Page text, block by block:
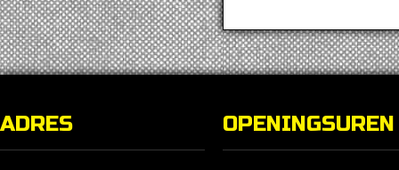
ADRES OPENINGSUREN